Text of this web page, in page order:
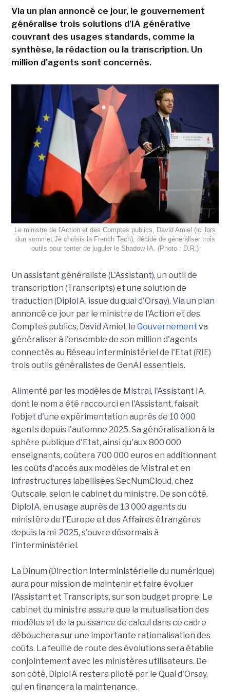
Via un plan annoncé ce jour, le gouvernement
généralise trois solutions d'IA générative
couvrant des usages standards, comme la
synthèse, la rédaction ou la transcription. Un
million d'agents sont concernés.
Le ministre de l'Action et des Comptes publics, David Amiel (ici lors
dun sommet Je choisis la French Tech), décide de généraliser trois
outils pour tenter de juguler le Shadow IA. (Photo : D.R.)
Un assistant généraliste (L'Assistant), un outil de
transcription (Transcripts) et une solution de
traduction (DiploIA, issue du quai d'Orsay). Via un plan
annoncé ce jour par le ministre de l'Action et des
Comptes publics, David Amiel, le Gouvernement va
généraliser à l'ensemble de son million d'agents
connectés au Réseau interministériel de l'Etat (RIE)
trois outils généralistes de GenAI essentiels.
Alimenté par les modèles de Mistral, l'Assistant IA,
dont le nom a été raccourci en l'Assistant, faisait
l'objet d'une expérimentation auprès de 10 000
agents depuis l'automne 2025. Sa généralisation à la
sphère publique d'Etat, ainsi qu'aux 800 000
enseignants, coûtera 700 000 euros en additionnant
les coûts d'accès aux modèles de Mistral et en
infrastructures labellisées SecNumCloud, chez
Outscale, selon le cabinet du ministre. De son côté,
DiploIA, en usage auprès de 13 000 agents du
ministère de l'Europe et des Affaires étrangères
depuis la mi-2025, s'ouvre désormais à
l'interministériel.
La Dinum (Direction interministérielle du numérique)
aura pour mission de maintenir et faire évoluer
l'Assistant et Transcripts, sur son budget propre. Le
cabinet du ministre assure que la mutualisation des
modèles et de la puissance de calcul dans ce cadre
débouchera sur une importante rationalisation des
coûts. La feuille de route des évolutions sera établie
conjointement avec les ministères utilisateurs. De
son côté, DiploIA restera piloté par le Quai d'Orsay,
qui en financera la maintenance.